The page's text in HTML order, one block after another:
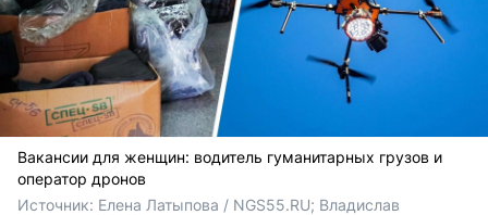
Вакансии для женщин: водитель гуманитарных грузов и
оператор дронов
Источник: Елена Латыпова / NGS55.RU; Владислав